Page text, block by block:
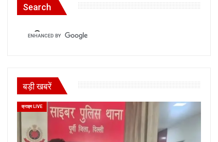
Search
बड़ी खबरें
क्राइम LIVE